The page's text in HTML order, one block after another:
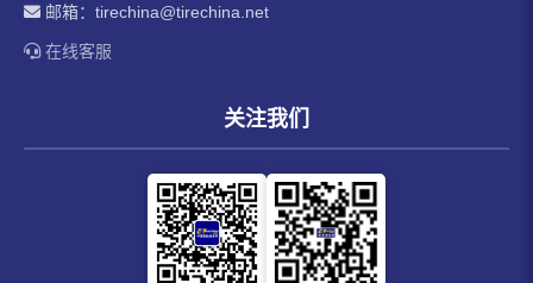
邮箱： tirechina@tirechina.net
在线客服
关注我们